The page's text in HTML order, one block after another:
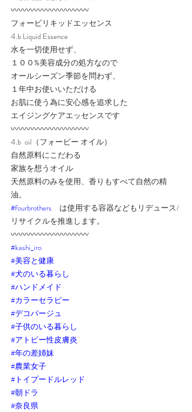
〰️〰️〰️〰️〰️〰️〰️〰️〰️〰️
フォービリキッドエッセンス
4.b Liquid Essence
水を一切使用せず、
１００%美容成分の処方なので
オールシーズン季節を問わず、
１年中お使いいただける
お肌に使う為に安心感を追求した
エイジングケアエッセンスです
〰️〰️〰️〰️〰️〰️〰️〰️〰️〰️
4.b  oil（フォービー オイル）
自然原料にこだわる
家族を想うオイル
天然原料のみを使用、香りもすべて自然の精
油。
#fourbrothers は使用する容器などもリデュース/
リサイクルを推進します。
〰️〰️〰️〰️〰️〰️〰️〰️〰️〰️
#kashi_iro
#美容と健康
#犬のいる暮らし
#ハンドメイド
#カラーセラピー
#デコパージュ
#子供のいる暮らし
#アトピー性皮膚炎
#年の差姉妹
#農業女子
#トイプードルレッド
#朝ドラ
#奈良県